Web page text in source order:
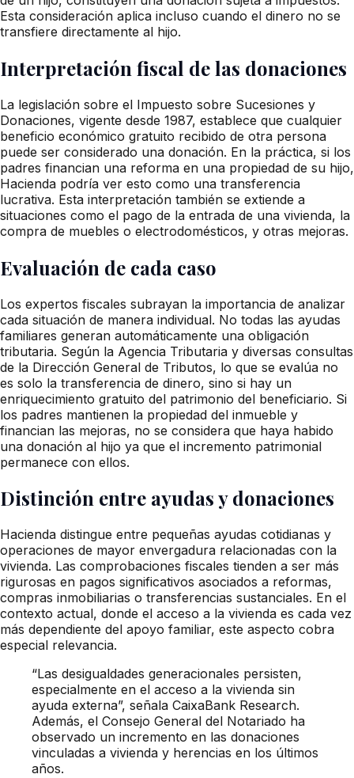
Esta consideración aplica incluso cuando el dinero no se
transfiere directamente al hijo.
Interpretación fiscal de las donaciones
La legislación sobre el Impuesto sobre Sucesiones y
Donaciones, vigente desde 1987, establece que cualquier
beneficio económico gratuito recibido de otra persona
puede ser considerado una donación. En la práctica, si los
padres financian una reforma en una propiedad de su hijo,
Hacienda podría ver esto como una transferencia
lucrativa. Esta interpretación también se extiende a
situaciones como el pago de la entrada de una vivienda, la
compra de muebles o electrodomésticos, y otras mejoras.
Evaluación de cada caso
Los expertos fiscales subrayan la importancia de analizar
cada situación de manera individual. No todas las ayudas
familiares generan automáticamente una obligación
tributaria. Según la Agencia Tributaria y diversas consultas
de la Dirección General de Tributos, lo que se evalúa no
es solo la transferencia de dinero, sino si hay un
enriquecimiento gratuito del patrimonio del beneficiario. Si
los padres mantienen la propiedad del inmueble y
financian las mejoras, no se considera que haya habido
una donación al hijo ya que el incremento patrimonial
permanece con ellos.
Distinción entre ayudas y donaciones
Hacienda distingue entre pequeñas ayudas cotidianas y
operaciones de mayor envergadura relacionadas con la
vivienda. Las comprobaciones fiscales tienden a ser más
rigurosas en pagos significativos asociados a reformas,
compras inmobiliarias o transferencias sustanciales. En el
contexto actual, donde el acceso a la vivienda es cada vez
más dependiente del apoyo familiar, este aspecto cobra
especial relevancia.
“Las desigualdades generacionales persisten,
especialmente en el acceso a la vivienda sin
ayuda externa”, señala CaixaBank Research.
Además, el Consejo General del Notariado ha
observado un incremento en las donaciones
vinculadas a vivienda y herencias en los últimos
años.